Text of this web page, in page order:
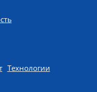
Технологии